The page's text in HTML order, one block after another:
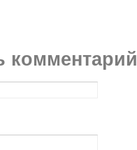
комментарий